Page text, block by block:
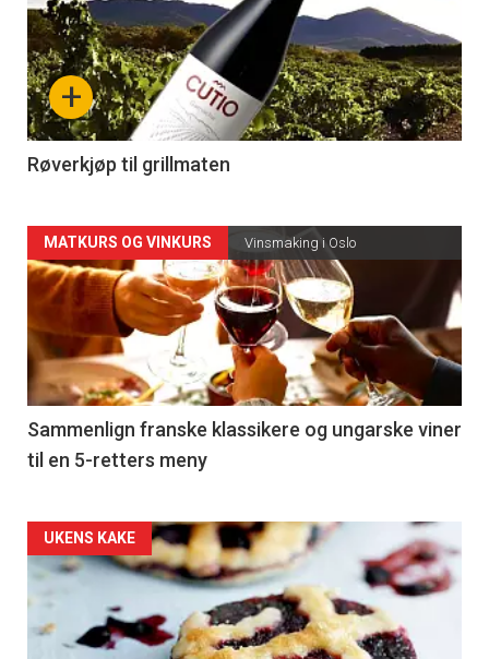
akkurat
nå
-
4
+
Røverkjøp til grillmaten
Forsiden
akkurat
nå
-
5
MATKURS OG VINKURS Vinsmaking i Oslo
Sammenlign franske klassikere og ungarske viner
til en 5-retters meny
Forsiden
akkurat
nå
UKENS KAKE